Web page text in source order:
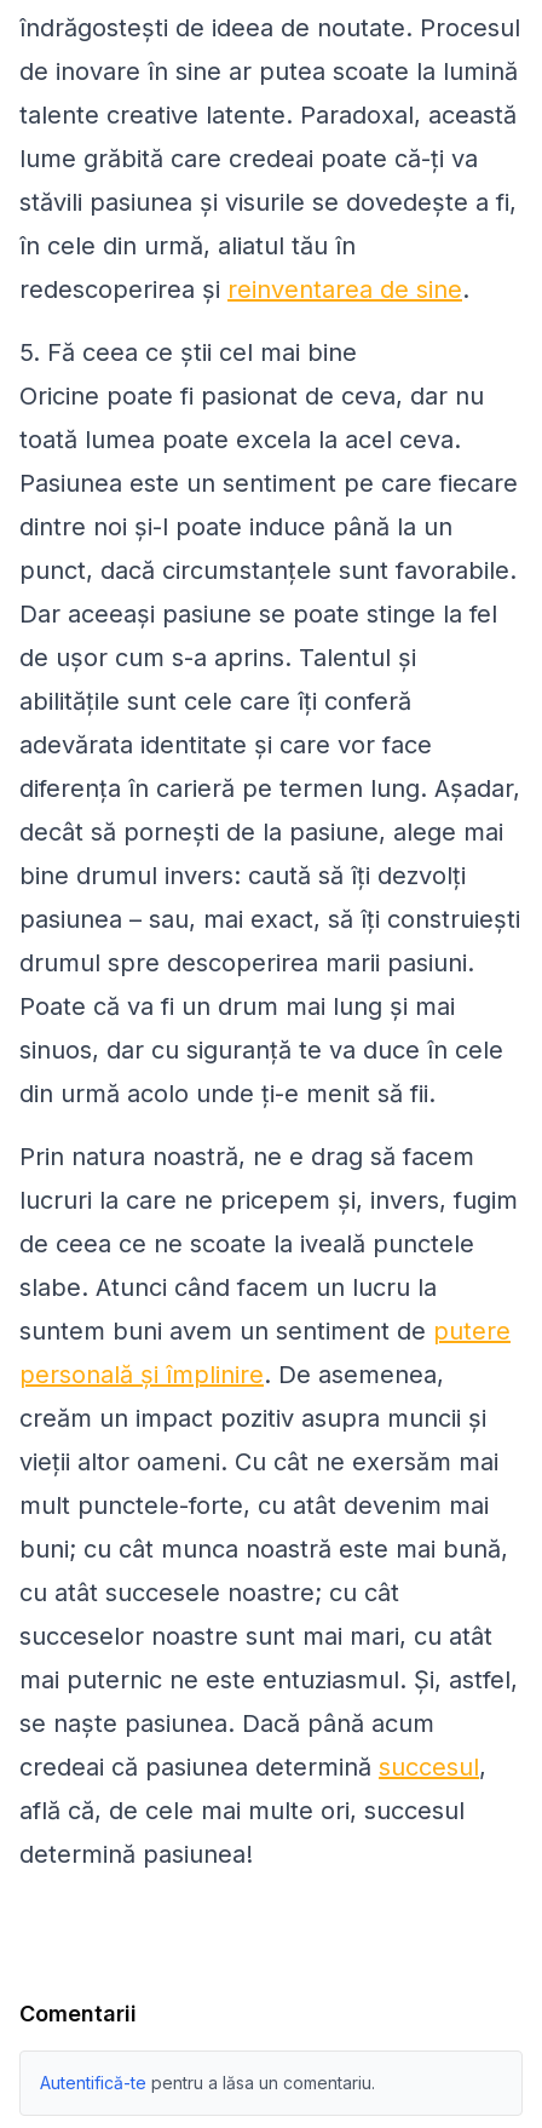
îndrăgostești de ideea de noutate. Procesul
de inovare în sine ar putea scoate la lumină
talente creative latente. Paradoxal, această
lume grăbită care credeai poate că-ți va
stăvili pasiunea și visurile se dovedește a fi,
în cele din urmă, aliatul tău în
redescoperirea și reinventarea de sine.
5. Fă ceea ce știi cel mai bine
Oricine poate fi pasionat de ceva, dar nu
toată lumea poate excela la acel ceva.
Pasiunea este un sentiment pe care fiecare
dintre noi și-l poate induce până la un
punct, dacă circumstanțele sunt favorabile.
Dar aceeași pasiune se poate stinge la fel
de ușor cum s-a aprins. Talentul și
abilitățile sunt cele care îți conferă
adevărata identitate și care vor face
diferența în carieră pe termen lung. Așadar,
decât să pornești de la pasiune, alege mai
bine drumul invers: caută să îți dezvolți
pasiunea – sau, mai exact, să îți construiești
drumul spre descoperirea marii pasiuni.
Poate că va fi un drum mai lung și mai
sinuos, dar cu siguranță te va duce în cele
din urmă acolo unde ți-e menit să fii.
Prin natura noastră, ne e drag să facem
lucruri la care ne pricepem și, invers, fugim
de ceea ce ne scoate la iveală punctele
slabe. Atunci când facem un lucru la
suntem buni avem un sentiment de putere
personală și împlinire. De asemenea,
creăm un impact pozitiv asupra muncii și
vieții altor oameni. Cu cât ne exersăm mai
mult punctele-forte, cu atât devenim mai
buni; cu cât munca noastră este mai bună,
cu atât succesele noastre; cu cât
succeselor noastre sunt mai mari, cu atât
mai puternic ne este entuziasmul. Și, astfel,
se naște pasiunea. Dacă până acum
credeai că pasiunea determină succesul,
află că, de cele mai multe ori, succesul
determină pasiunea!
Comentarii
Autentifică-te pentru a lăsa un comentariu.